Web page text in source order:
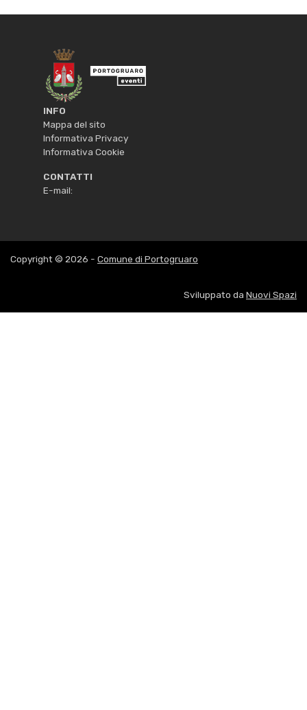
INFO
Mappa del sito
Informativa Privacy
Informativa Cookie
CONTATTI
E-mail:
Copyright © 2026 - Comune di Portogruaro
Sviluppato da Nuovi Spazi